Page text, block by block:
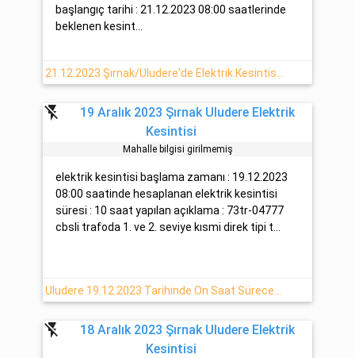
başlangıç tarihi : 21.12.2023 08:00 saatlerinde
beklenen kesint...
flash_off
19 Aralık 2023 Şırnak Uludere Elektrik
Kesintisi
Mahalle bilgisi girilmemiş
elektrik kesintisi başlama zamanı : 19.12.2023
08:00 saatinde hesaplanan elektrik kesintisi
süresi : 10 saat yapılan açıklama : 73tr-04777
cbsli trafoda 1. ve 2. seviye kısmi direk tipi t...
flash_off
18 Aralık 2023 Şırnak Uludere Elektrik
Kesintisi